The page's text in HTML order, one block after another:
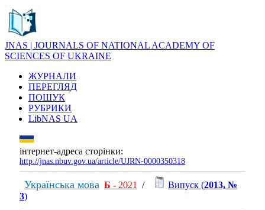
JNAS | JOURNALS OF NATIONAL ACADEMY OF
SCIENCES OF UKRAINE
ЖУРНАЛИ
ПЕРЕГЛЯД
ПОШУК
РУБРИКИ
LibNAS UA
інтернет-адреса сторінки:
http://jnas.nbuv.gov.ua/article/UJRN-0000350318
Українська мова Б - 2021 / Випуск (2013, №
3)